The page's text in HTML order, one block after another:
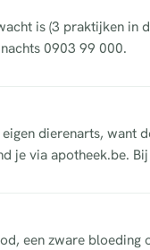
is (3 praktijken in
0903 99 000.
dierenarts, want
je via apotheek.be.
een zware